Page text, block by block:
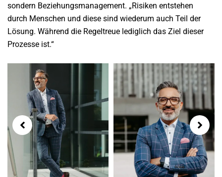
sondern Beziehungsmanagement. „Risiken entstehen
durch Menschen und diese sind wiederum auch Teil der
Lösung. Während die Regeltreue lediglich das Ziel dieser
Prozesse ist.“